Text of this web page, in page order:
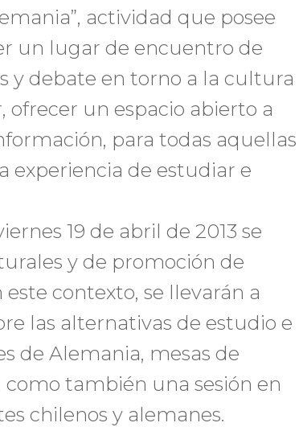
actividad que posee
un lugar de encuentro de
y debate en torno a la cultura
un espacio abierto a
para todas aquellas
experiencia de estudiar e
19 de abril de 2013 se
y de promoción de
contexto, se llevarán a
las alternativas de estudio e
de Alemania, mesas de
como también una sesión en
chilenos y alemanes.